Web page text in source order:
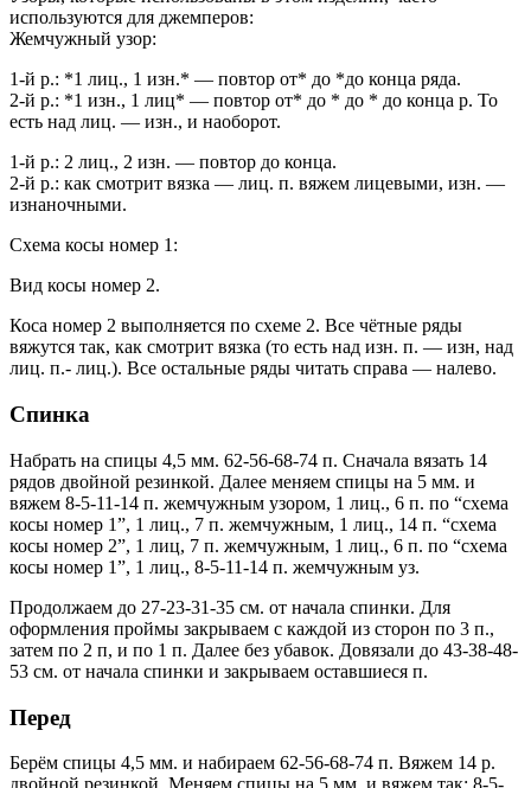
используются для джемперов:
Жемчужный узор:
1-й р.: *1 лиц., 1 изн.* — повтор от* до *до конца ряда.
2-й р.: *1 изн., 1 лиц* — повтор от* до * до * до конца р. То
есть над лиц. — изн., и наоборот.
1-й р.: 2 лиц., 2 изн. — повтор до конца.
2-й р.: как смотрит вязка — лиц. п. вяжем лицевыми, изн. —
изнаночными.
Схема косы номер 1:
Вид косы номер 2.
Коса номер 2 выполняется по схеме 2. Все чётные ряды
вяжутся так, как смотрит вязка (то есть над изн. п. — изн, над
лиц. п.- лиц.). Все остальные ряды читать справа — налево.
Спинка
Набрать на спицы 4,5 мм. 62-56-68-74 п. Сначала вязать 14
рядов двойной резинкой. Далее меняем спицы на 5 мм. и
вяжем 8-5-11-14 п. жемчужным узором, 1 лиц., 6 п. по “схема
косы номер 1”, 1 лиц., 7 п. жемчужным, 1 лиц., 14 п. “схема
косы номер 2”, 1 лиц, 7 п. жемчужным, 1 лиц., 6 п. по “схема
косы номер 1”, 1 лиц., 8-5-11-14 п. жемчужным уз.
Продолжаем до 27-23-31-35 см. от начала спинки. Для
оформления проймы закрываем с каждой из сторон по 3 п.,
затем по 2 п, и по 1 п. Далее без убавок. Довязали до 43-38-48-
53 см. от начала спинки и закрываем оставшиеся п.
Перед
Берём спицы 4,5 мм. и набираем 62-56-68-74 п. Вяжем 14 р.